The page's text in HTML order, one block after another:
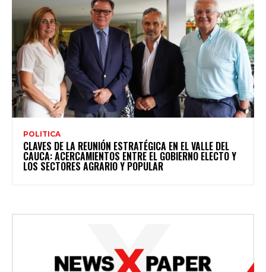
POLITICA
CLAVES DE LA REUNIÓN ESTRATÉGICA EN EL VALLE DEL
CAUCA: ACERCAMIENTOS ENTRE EL GOBIERNO ELECTO Y
LOS SECTORES AGRARIO Y POPULAR